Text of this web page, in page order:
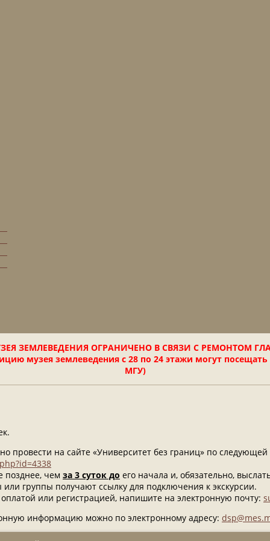
ЗЕМЛЕВЕДЕНИЯ ОГРАНИЧЕНО В СВЯЗИ С РЕМОНТОМ
музея землеведения с 28 по 24 этажи могут
МГУ)
провести на сайте «Университет без границ» по следующей
позднее, чем за 3 суток до его начала и, обязательно,
или группы получают ссылку для подключения к экскурсии.
или регистрацией, напишите на электронную почту:
информацию можно по электронному адресу: